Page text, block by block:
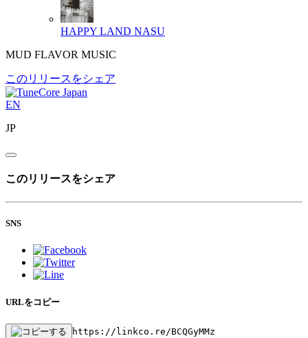
HAPPY LAND NASU
MUD FLAVOR MUSIC
このリリースをシェア
EN
JP
このリリースをシェア
SNS
URLをコピー
https://linkco.re/BCQGyMMz